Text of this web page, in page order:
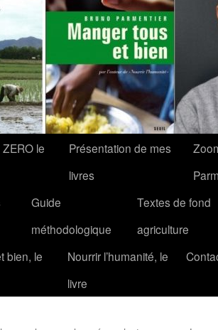
ZERO le
Présentation de mes
livres
Guide
méthodologique
Textes de fond
agriculture
bien, le
Nourrir l’humanité, le
livre